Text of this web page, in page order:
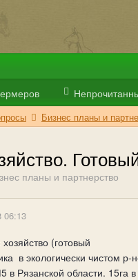
Бизнес планы и
планы и партнерство
06:13
(готовый
в экологически чистом р-
Рязанской области. 15га в